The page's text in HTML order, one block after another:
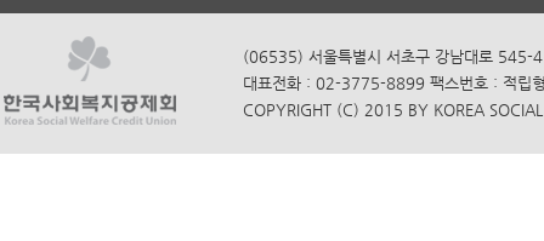
(06535) 서울특별시 서초구 강남대로 545-
대표전화 : 02-3775-8899 팩스번호 : 적립
COPYRIGHT (C) 2015 BY KOREA SOCIAL